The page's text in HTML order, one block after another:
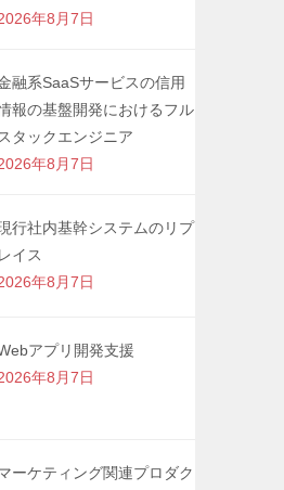
年8月7日
融系SaaSサービスの信用
報の基盤開発におけるフル
スタックエンジニア
年8月7日
行社内基幹システムのリプ
レイス
年8月7日
アプリ開発支援
年8月7日
ーケティング関連プロダク